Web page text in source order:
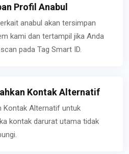
Profil Anabul
anabul akan tersimpan
kami dan tertampil jika Anda
pada Tag Smart ID.
Kontak Alternatif
Kontak Alternatif untuk
kontak darurat utama tidak